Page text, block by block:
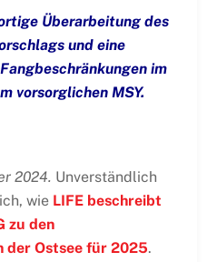
Überarbeitung des
und eine
im
vorsorglichen MSY.
2024. Unverständlich
wie LIFE beschreibt
zu den
der Ostsee für 2025.